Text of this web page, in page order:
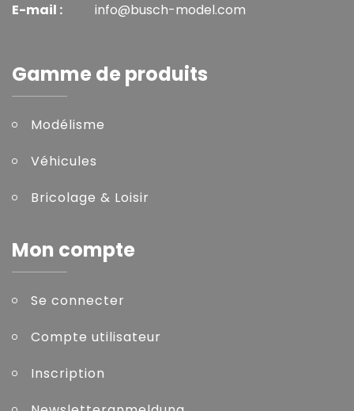
E-mail :
info@busch-model.com
Gamme de produits
Modélisme
Véhicules
Bricolage & Loisir
Mon compte
Se connecter
Compte utilisateur
Inscription